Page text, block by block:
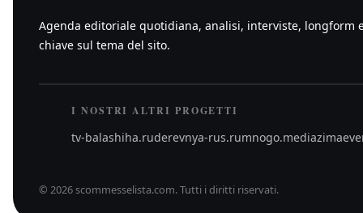
Agenda editoriale quotidiana, analisi, interviste, longform
chiave sul tema del sito.
I NOSTRI ALTRI PROGETTI
tv-balashiha.ruderevnya-rus.rumnogo.media
© 2026scommesselista.com.Tutti i diritti riservati.